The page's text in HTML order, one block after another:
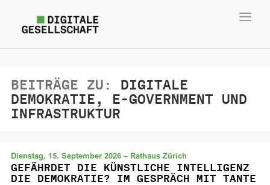
BEITRÄGE ZU:
DIGITALE
DEMOKRATIE, E-GOVERNMENT UND
INFRASTRUKTUR
Dienstag, 15. September 2026 – Rathaus Zürich
GEFÄHRDET DIE KÜNSTLICHE INTELLIGENZ
DIE DEMOKRATIE? IM GESPRÄCH MIT TANTE